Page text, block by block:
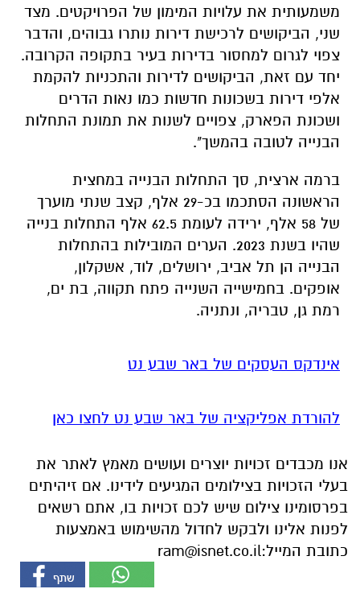
משמעותית את עלויות המימון של הפרויקטים. מצד
שני, הביקושים לרכישת דירות נותרו גבוהים, והדבר
צפוי לגרום למחסור בדירות בעיר בתקופה הקרובה.
יחד עם זאת, הביקושים לדירות והתכניות להקמת
אלפי דירות בשכונות חדשות כמו נאות הדרים
ושכונת הפארק, צפויים לשנות את תמונת התחלות
הבנייה לטובה בהמשך".
ברמה ארצית, סך התחלות הבנייה במחצית
הראשונה הסתכמו בכ-29 אלף, קצב שנתי מוערך
של 58 אלף, ירידה לעומת 62.5 אלף התחלות בנייה
שהיו בשנת 2023. הערים המובילות בהתחלות
הבנייה הן תל אביב, ירושלים, לוד, אשקלון,
אופקים. בחמישייה השנייה פתח תקווה, בת ים,
רמת גן, טבריה, ונתניה.
אינדקס העסקים של באר שבע נט
להורדת אפליקציה של באר שבע נט לחצו כאן
אנו מכבדים זכויות יוצרים ועושים מאמץ לאתר את
בעלי הזכויות בצילומים המגיעים לידינו. אם זיהיתים
בפרסומינו צילום שיש לכם זכויות בו, אתם רשאים
לפנות אלינו ולבקש לחדול מהשימוש באמצעות
כתובת המייל:ram@isnet.co.il